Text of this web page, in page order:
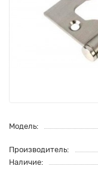
Модель:
Производитель:
Наличие: